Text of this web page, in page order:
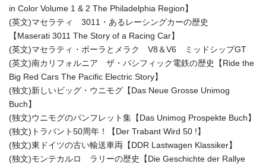
in Color Volume 1 & 2 The Philadelphia Region】
(英文)マセラティ 3011・あるレーシングカーの歴史
【Maserati 3011 The Story of a Racing Car】
(英文)マセラティ・ボーラとメラク V8＆V6 ミッドシップGT
(英文)南カリフォルニア ザ・パシフィック電鉄の歴史【Ride the
Big Red Cars The Pacific Electric Story】
(独文)新しいビッグ・ウニモグ【Das Neue Grosse Unimog
Buch】
(独文)ウニモグのパンフレット集【Das Unimog Prospekte Buch】
(独文)トラバント50周年！【Der Trabant Wird 50 !】
(独文)東ドイツの古い輸送車両【DDR Lastwagen Klassiker】
(独文)モンテカルロ ラリーの歴史【Die Geschichte der Rallye